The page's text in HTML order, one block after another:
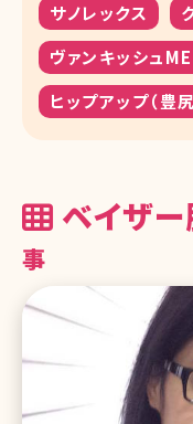
サノレックス
ヴァンキッシュME
ヒップアップ（豊尻
ベイザ
事